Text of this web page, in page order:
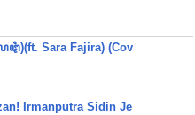
Sara Fajira) (Cov
Irmanputra Sidin Je